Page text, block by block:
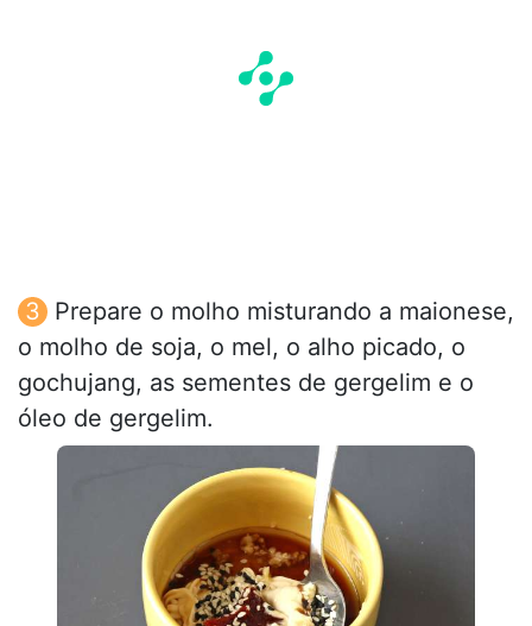
Prepare o molho misturando a maionese,
o molho de soja, o mel, o alho picado, o
gochujang, as sementes de gergelim e o
óleo de gergelim.